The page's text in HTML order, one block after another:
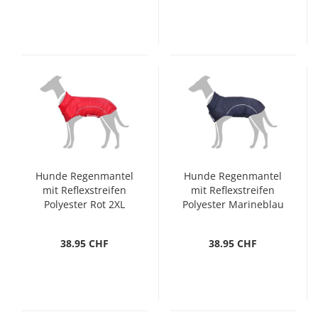
Hunde Regenmantel
mit Reflexstreifen
Polyester Rot 2XL
38.95 CHF
Hunde Regenmantel
mit Reflexstreifen
Polyester Marineblau
38.95 CHF